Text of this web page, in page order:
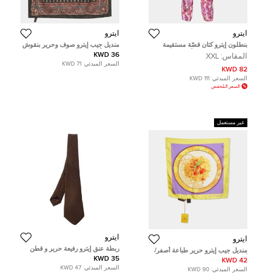
ايترو
بنطلون إيترو كتان قصّة مستقيمة
مطبوع زهور متعدد الألوان XXL
المقاس: XXL
82 KWD
السعر المبدئي: 111 KWD
السعر المُخفض
ايترو
منديل جيب إيترو صوف وحرير بنقوش
بايزلي أسود
36 KWD
السعر المبدئي: 71 KWD
غير مستعمل
ايترو
منديل جيب إيترو حرير طباعة أصفر/
أرجواني
42 KWD
السعر المبدئي: 90 KWD
ايترو
ربطة عنق إيترو رفيعة حرير و قطن
بني
35 KWD
السعر المبدئي: 47 KWD